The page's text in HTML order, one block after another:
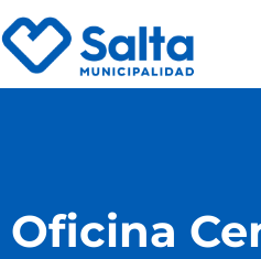
Oficina